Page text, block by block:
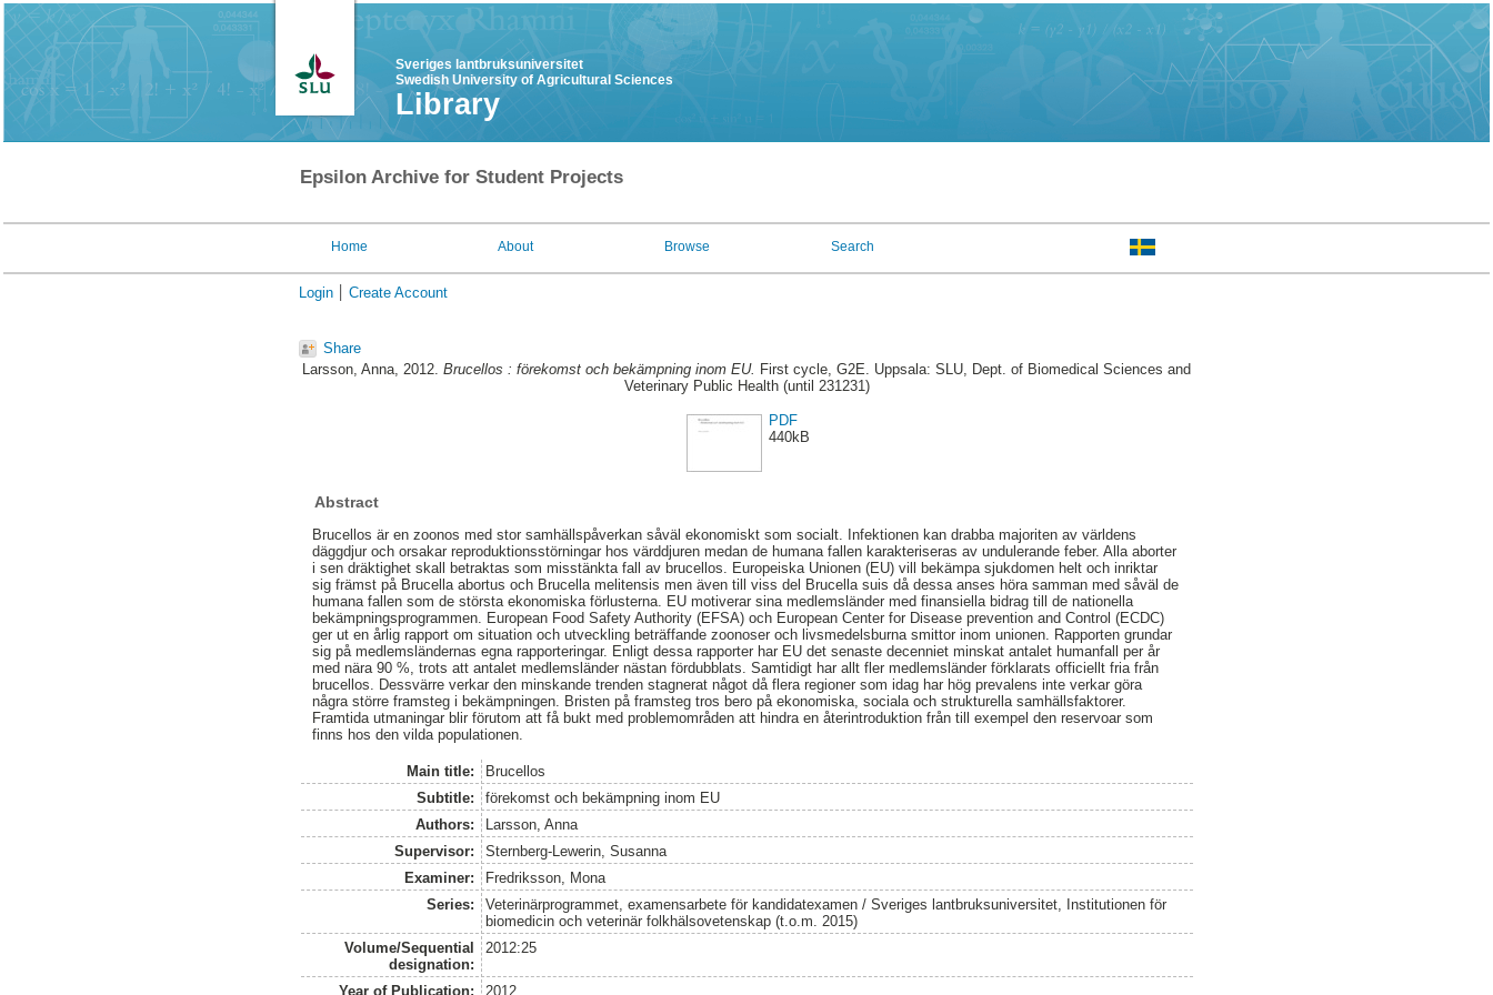
Sveriges lantbruksuniversitet
Swedish University of Agricultural Sciences
Library
Epsilon Archive for Student Projects
Home About Browse Search
Login Create Account
Share
Larsson, Anna, 2012. Brucellos : förekomst och bekämpning inom EU. First cycle, G2E. Uppsala: SLU, Dept. of Biomedical Sciences and
Veterinary Public Health (until 231231)
PDF
440kB
Abstract
Brucellos är en zoonos med stor samhällspåverkan såväl ekonomiskt som socialt. Infektionen kan drabba majoriten av världens
däggdjur och orsakar reproduktionsstörningar hos värddjuren medan de humana fallen karakteriseras av undulerande feber. Alla aborter
i sen dräktighet skall betraktas som misstänkta fall av brucellos. Europeiska Unionen (EU) vill bekämpa sjukdomen helt och inriktar
sig främst på Brucella abortus och Brucella melitensis men även till viss del Brucella suis då dessa anses höra samman med såväl de
humana fallen som de största ekonomiska förlusterna. EU motiverar sina medlemsländer med finansiella bidrag till de nationella
bekämpningsprogrammen. European Food Safety Authority (EFSA) och European Center for Disease prevention and Control (ECDC)
ger ut en årlig rapport om situation och utveckling beträffande zoonoser och livsmedelsburna smittor inom unionen. Rapporten grundar
sig på medlemsländernas egna rapporteringar. Enligt dessa rapporter har EU det senaste decenniet minskat antalet humanfall per år
med nära 90 %, trots att antalet medlemsländer nästan fördubblats. Samtidigt har allt fler medlemsländer förklarats officiellt fria från
brucellos. Dessvärre verkar den minskande trenden stagnerat något då flera regioner som idag har hög prevalens inte verkar göra
några större framsteg i bekämpningen. Bristen på framsteg tros bero på ekonomiska, sociala och strukturella samhällsfaktorer.
Framtida utmaningar blir förutom att få bukt med problemområden att hindra en återintroduktion från till exempel den reservoar som
finns hos den vilda populationen.
Main title:
Brucellos
Subtitle:
förekomst och bekämpning inom EU
Authors:
Larsson, Anna
Supervisor:
Sternberg-Lewerin, Susanna
Examiner:
Fredriksson, Mona
Series:
Veterinärprogrammet, examensarbete för kandidatexamen / Sveriges lantbruksuniversitet, Institutionen för
biomedicin och veterinär folkhälsovetenskap (t.o.m. 2015)
Volume/Sequential
designation:
2012:25
Year of Publication: 2012